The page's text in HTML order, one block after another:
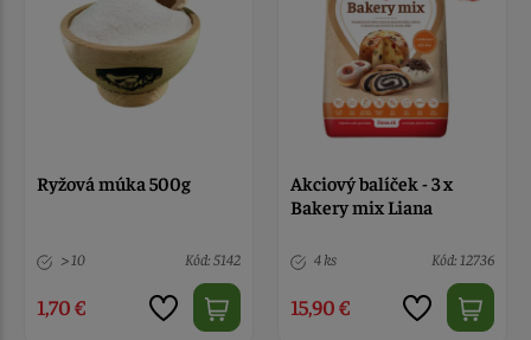
Ryžová múka 500g
> 10 Kód: 5142
1,70 €
Akciový balíček - 3 x
Bakery mix Liana
4 ks Kód: 12736
15,90 €